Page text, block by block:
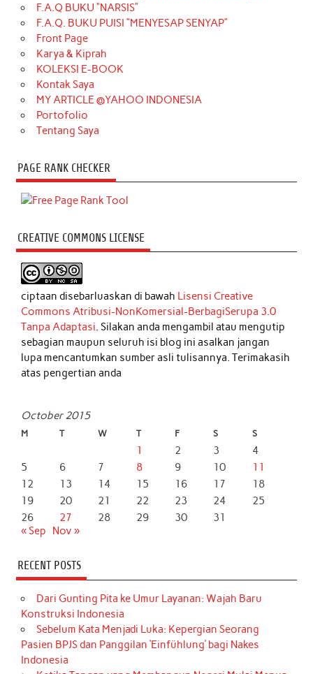
F.A.Q BUKU “NARSIS”
F.A.Q. BUKU PUISI “MENYESAP SENYAP”
Front Page
Karya & Kiprah
KOLEKSI E-BOOK
Kontak Saya
MY ARTICLE @YAHOO INDONESIA
Portofolio
Tentang Saya
PAGE RANK CHECKER
CREATIVE COMMONS LICENSE
ciptaan disebarluaskan di bawah Lisensi Creative
Commons Atribusi-NonKomersial-BerbagiSerupa 3.0
Tanpa Adaptasi. Silakan anda mengambil atau mengutip
sebagian maupun seluruh isi blog ini asalkan jangan
lupa mencantumkan sumber asli tulisannya. Terimakasih
atas pengertian anda
October 2015
M T W T F S S
1 2 3
4
5
6 7 8 9 10
11
12
13 14 15 16 17
18
19
20 21 22 23 24
25
26
27 28 29 30
31
« Sep
Nov »
RECENT POSTS
Dari Gunting Pita ke Umur Layanan: Wajah Baru
Konstruksi Indonesia
Sebelum Kata Menjadi Luka: Kepergian Seorang
Pasien BPJS dan Panggilan ‘Einfühlung’ bagi Nakes
Indonesia